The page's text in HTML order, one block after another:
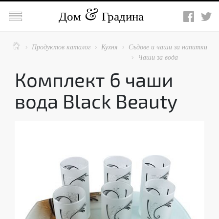
 Дом Градина
  Продуктов каталог  Кухня  Съдове и чаши за напитки
 Чаши за вода
Комплект 6 чаши
вода Black Beauty